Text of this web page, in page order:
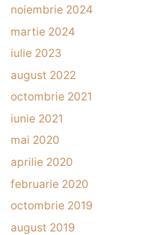
noiembrie 2024
martie 2024
iulie 2023
august 2022
octombrie 2021
iunie 2021
mai 2020
aprilie 2020
februarie 2020
octombrie 2019
august 2019